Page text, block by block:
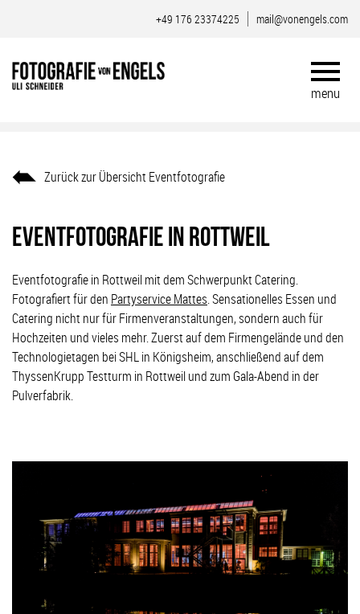
mail@vonengels.com
+49 176 23374225
Zurück zur Übersicht Eventfotografie
Eventfotografie in Rottweil
Eventfotografie in Rottweil mit dem Schwerpunkt Catering.
Fotografiert für den Partyservice Mattes. Sensationelles Essen und
Catering nicht nur für Firmenveranstaltungen, sondern auch für
Hochzeiten und vieles mehr. Zuerst auf dem Firmengelände und den
Technologietagen bei SHL in Königsheim, anschließend auf dem
ThyssenKrupp Testturm in Rottweil und zum Gala-Abend in der
Pulverfabrik.